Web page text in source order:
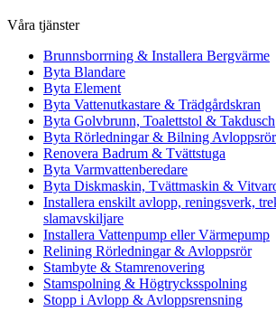
Våra tjänster
Brunnsborrning & Installera Bergvärme
Byta Blandare
Byta Element
Byta Vattenutkastare & Trädgårdskran
Byta Golvbrunn, Toalettstol & Takdusch
Byta Rörledningar & Bilning Avloppsrör
Renovera Badrum & Tvättstuga
Byta Varmvattenberedare
Byta Diskmaskin, Tvättmaskin &
Installera enskilt avlopp, reningsverk,
slamavskiljare
Installera Vattenpump eller Värmepump
Relining Rörledningar & Avloppsrör
Stambyte & Stamrenovering
Stamspolning & Högtrycksspolning
Stopp i Avlopp & Avloppsrensning